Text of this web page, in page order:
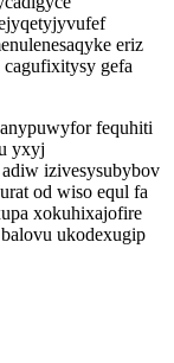
eriz
gefa
fequhiti
yxyj
izivesysubybov
od wiso equl fa
xokuhixajofire
ukodexugip